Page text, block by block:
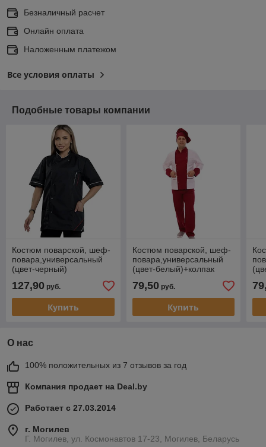
Безналичный расчет
Онлайн оплата
Наложенным платежом
Все условия оплаты
Подобные товары компании
Костюм поварской, шеф-
повара,универсальный
(цвет-черный)
127,90 руб.
Купить
Костюм поварской, шеф-
повара,универсальный
(цвет-белый)+колпак
79,50руб.
Купить
О нас
100% положительных из 7 отзывов за год
Компания продает на Deal.by
Работает с 27.03.2014
г. Могилев
Г. Могилев, ул. Космонавтов 17-23, Могилев, Беларусь